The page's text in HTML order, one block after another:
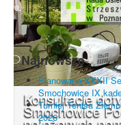
Konsultacje
Smochowice
Najnowsze
Planowana XXXII
Smochowice IX
Turniej Tenisa
2026